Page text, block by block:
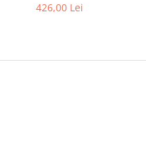
426,00 Lei